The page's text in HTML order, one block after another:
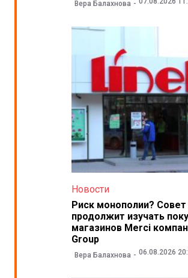
Вера Балахнова
Новости
Риск монополии?
продолжит изучать
магазинов Merci
Group
Вера Балахнова 06.08.2026